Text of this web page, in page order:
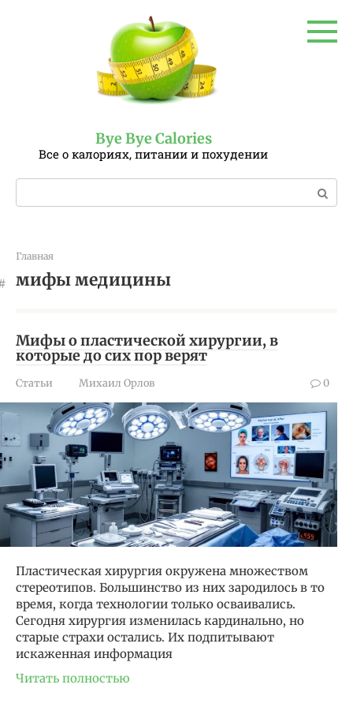
Bye Bye Calories
Все о калориях, питании и похудении
Поиск:
Главная
мифы медицины
Мифы о пластической хирургии, в
которые до сих пор верят
Статьи Михаил Орлов 0
Пластическая хирургия окружена множеством
стереотипов. Большинство из них зародилось в то
время, когда технологии только осваивались.
Сегодня хирургия изменилась кардинально, но
старые страхи остались. Их подпитывают
искаженная информация
Читать полностью